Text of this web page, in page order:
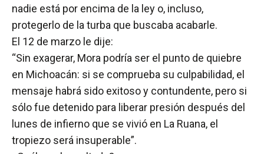
nadie está por encima de la ley o, incluso,
protegerlo de la turba que buscaba acabarle.
El 12 de marzo le dije:
“Sin exagerar, Mora podría ser el punto de quiebre
en Michoacán: si se comprueba su culpabilidad, el
mensaje habrá sido exitoso y contundente, pero si
sólo fue detenido para liberar presión después del
lunes de infierno que se vivió en La Ruana, el
tropiezo será insuperable”.